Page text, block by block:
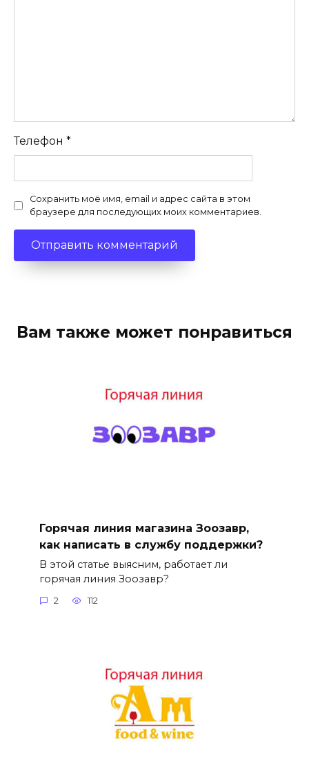
Телефон *
Сохранить моё имя, email и адрес сайта в этом
браузере для последующих моих комментариев.
Вам также может понравиться
Горячая линия магазина Зоозавр,
как написать в службу поддержки?
В этой статье выясним, работает ли
горячая линия Зоозавр?
2 112